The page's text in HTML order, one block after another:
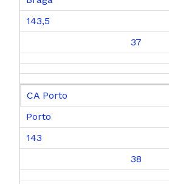
143,5
37
CA Porto
Porto
143
38